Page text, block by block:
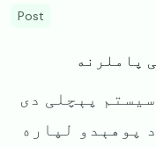
Post
پاملرنه
پېچلی دی
پوهېدو لپاره